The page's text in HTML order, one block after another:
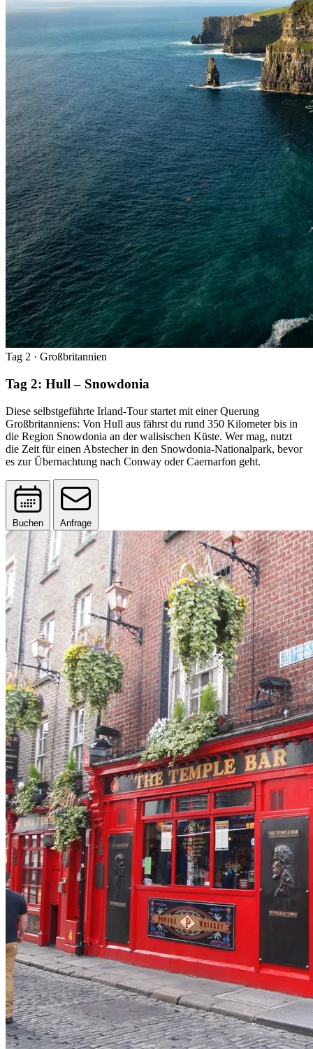
Tag 2 · Großbritannien
Tag 2: Hull – Snowdonia
Diese selbstgeführte Irland-Tour startet mit einer Querung
Großbritanniens: Von Hull aus fährst du rund 350 Kilometer bis in
die Region Snowdonia an der walisischen Küste. Wer mag, nutzt
die Zeit für einen Abstecher in den Snowdonia-Nationalpark, bevor
es zur Übernachtung nach Conway oder Caernarfon geht.
Buchen Anfrage